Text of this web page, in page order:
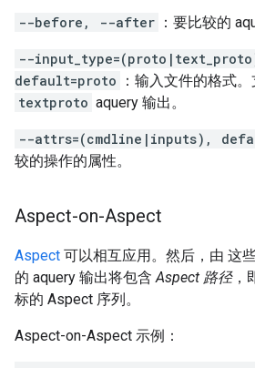
--before, --after ：要比较的
--
default=proto
：输入文件的格式
textproto aquery 输出。
--attrs=(cmdline|inputs),
较的操作的属性。
Aspect-on-Aspect
Aspect 可以相互应用。然后，由 这
的 aquery 输出将包含Aspect 路径，
标的 Aspect 序列。
Aspect-on-Aspect 示例：